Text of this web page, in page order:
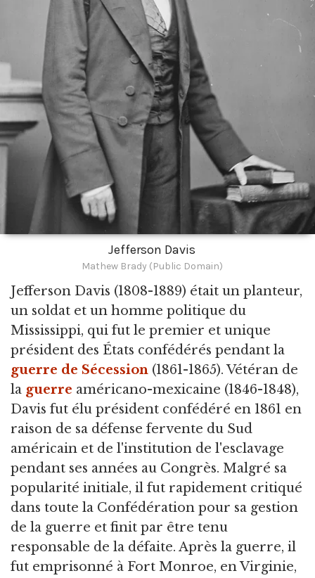
Jefferson Davis
Mathew Brady (Public Domain)
Jefferson Davis (1808-1889) était un planteur,
un soldat et un homme politique du
Mississippi, qui fut le premier et unique
président des États confédérés pendant la
guerre de Sécession (1861-1865). Vétéran de
la guerre américano-mexicaine (1846-1848),
Davis fut élu président confédéré en 1861 en
raison de sa défense fervente du Sud
américain et de l'institution de l'esclavage
pendant ses années au Congrès. Malgré sa
popularité initiale, il fut rapidement critiqué
dans toute la Confédération pour sa gestion
de la guerre et finit par être tenu
responsable de la défaite. Après la guerre, il
fut emprisonné à Fort Monroe, en Virginie,